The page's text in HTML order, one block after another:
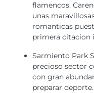
flamencos.
unas
romanticas
primera citacion
Sarmiento Park
precioso sector
con gran
preparar